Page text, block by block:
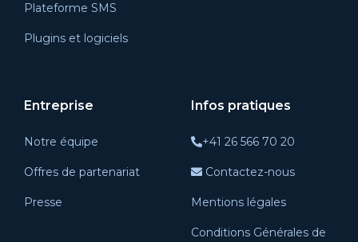
Plateforme SMS
Plugins et logiciels
Entreprise
Notre équipe
Offres de partenariat
Presse
Infos pratiques
+41 26 566 70 20
Contactez-nous
Mentions légales
Conditions Générales de